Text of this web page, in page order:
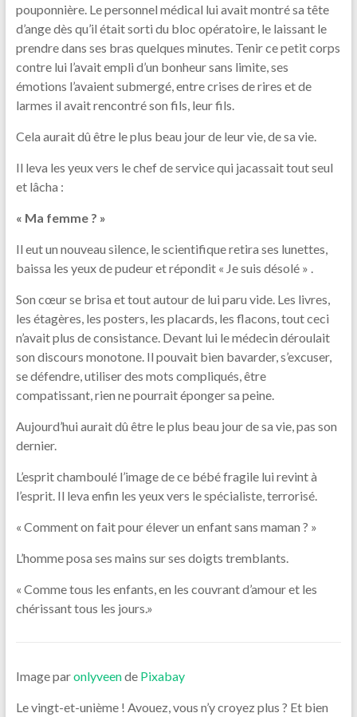
pouponnière. Le personnel médical lui avait montré sa tête
d’ange dès qu’il était sorti du bloc opératoire, le laissant le
prendre dans ses bras quelques minutes. Tenir ce petit corps
contre lui l’avait empli d’un bonheur sans limite, ses
émotions l’avaient submergé, entre crises de rires et de
larmes il avait rencontré son fils, leur fils.
Cela aurait dû être le plus beau jour de leur vie, de sa vie.
Il leva les yeux vers le chef de service qui jacassait tout seul
et lâcha :
« Ma femme ? »
Il eut un nouveau silence, le scientifique retira ses lunettes,
baissa les yeux de pudeur et répondit « Je suis désolé » .
Son cœur se brisa et tout autour de lui paru vide. Les livres,
les étagères, les posters, les placards, les flacons, tout ceci
n’avait plus de consistance. Devant lui le médecin déroulait
son discours monotone. Il pouvait bien bavarder, s’excuser,
se défendre, utiliser des mots compliqués, être
compatissant, rien ne pourrait éponger sa peine.
Aujourd’hui aurait dû être le plus beau jour de sa vie, pas son
dernier.
L’esprit chamboulé l’image de ce bébé fragile lui revint à
l’esprit. Il leva enfin les yeux vers le spécialiste, terrorisé.
« Comment on fait pour élever un enfant sans maman ? »
L’homme posa ses mains sur ses doigts tremblants.
« Comme tous les enfants, en les couvrant d’amour et les
chérissant tous les jours.»
Image paronlyveende Pixabay
Le vingt-et-unième ! Avouez, vous n’y croyez plus ? Et bien